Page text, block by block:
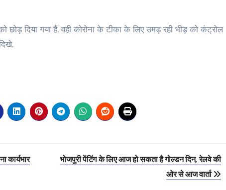
छोड़ दिया गया हैं. वही कोरोना के टीका के लिए उमड़ रही भीड़ को कंट्रोल
कार्यभार
भोजपुरी पेंटिंग के लिए आज हो सकता है गोल्डन दिन, रेलवे की
ओर से आज वार्ता